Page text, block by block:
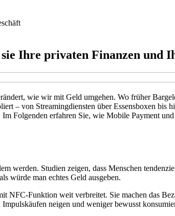
Ihre privaten Finanzen und
wie wir mit Geld umgehen. Wo früher
– von Streamingdiensten über Essensboxen
Folgenden erfahren Sie, wie Mobile Payment
werden. Studien zeigen, dass Menschen
würde man echtes Geld ausgeben.
NFC-Funktion weit verbreitet. Sie machen das
neigen und weniger bewusst